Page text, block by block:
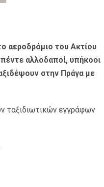
αεροδρόμιο του Ακτίου
αλλοδαποί, υπήκοοι
στην Πράγα με
ταξιδιωτικών εγγράφων